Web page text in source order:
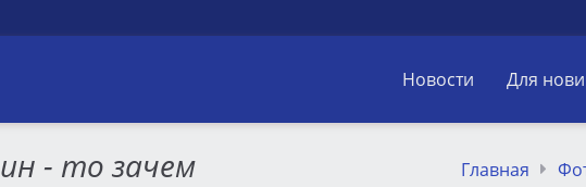
Новости Для
- то зачем
Главная